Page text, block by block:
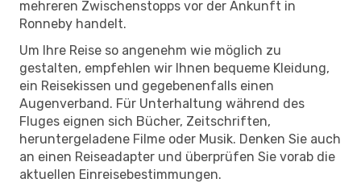
mehreren Zwischenstopps vor der Ankunft in
Ronneby handelt.
Um Ihre Reise so angenehm wie möglich zu
gestalten, empfehlen wir Ihnen bequeme Kleidung,
ein Reisekissen und gegebenenfalls einen
Augenverband. Für Unterhaltung während des
Fluges eignen sich Bücher, Zeitschriften,
heruntergeladene Filme oder Musik. Denken Sie auch
an einen Reiseadapter und überprüfen Sie vorab die
aktuellen Einreisebestimmungen.